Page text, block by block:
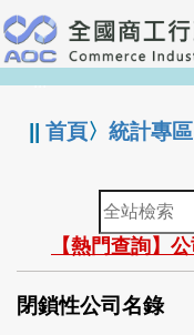
跳
到
主
要
:::
||首頁〉統計專區
全
站
檢
索
【熱門查詢】
閉鎖性公司名錄